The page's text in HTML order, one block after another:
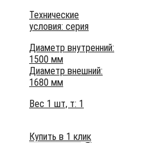
Технические
условия: серия
Диаметр внутренний:
1500 мм
Диаметр внешний:
1680 мм
Вес 1 шт, т: 1
Купить в 1 клик